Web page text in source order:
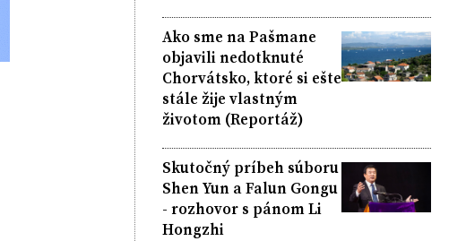
Ako sme na Pašmane
objavili nedotknuté
Chorvátsko, ktoré si ešte
stále žije vlastným
životom (Reportáž)
Skutočný príbeh súboru
Shen Yun a Falun Gongu
- rozhovor s pánom Li
Hongzhi